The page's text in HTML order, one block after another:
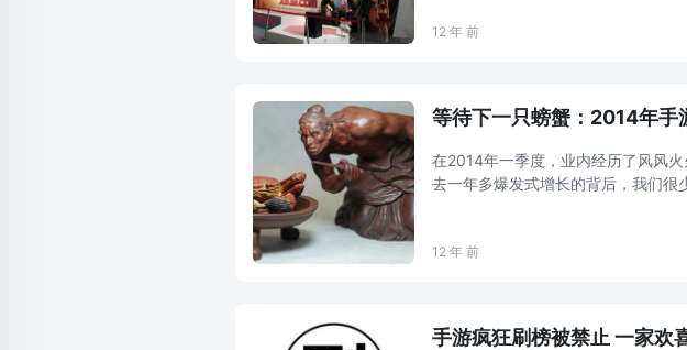
12 年 前
等待下一只螃蟹：2014年手
在2014年一季度，业内经历了风风
去一年多爆发式增长的背后，我们很
12 年 前
手游疯狂刷榜被禁止 一家欢